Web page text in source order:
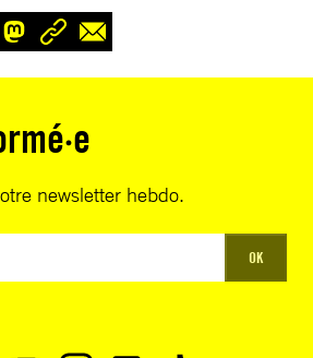
newsletter hebdo.
OK